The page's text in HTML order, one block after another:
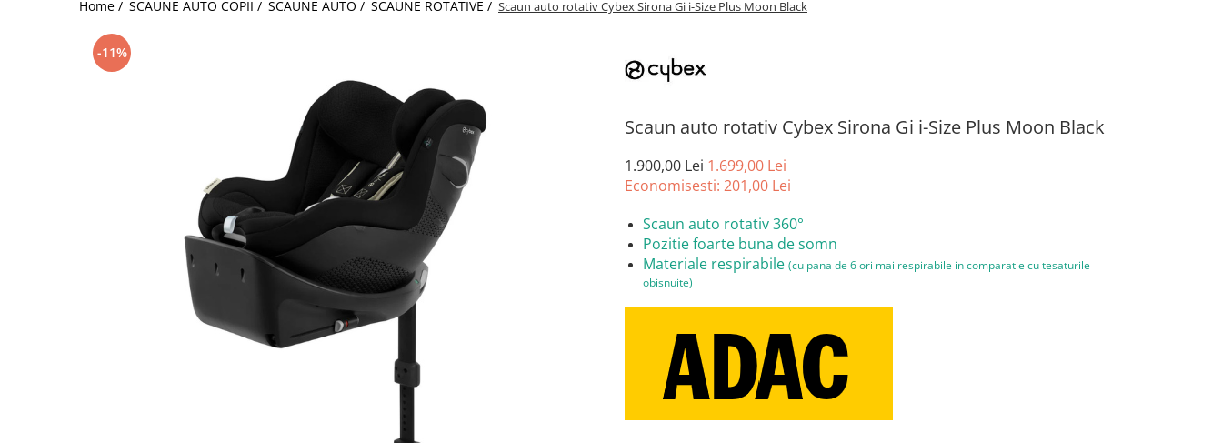
Jucarii de Sortare
Jucarii de tras
Jucarii din plus
Home / SCAUNE AUTO COPII / SCAUNE AUTO / SCAUNE ROTATIVE / Scaun auto rotativ Cybex Sirona Gi i-Size Plus Moon Black
-11%
Scaun auto rotativ Cybex Sirona Gi i-Size Plus Moon Black
1.900,00 Lei 1.699,00 Lei
Economisesti: 201,00 Lei
Scaun auto rotativ 360°
Pozitie foarte buna de somn
Materiale respirabile (cu pana de 6 ori mai respirabile in comparatie cu tesaturile
obisnuite)